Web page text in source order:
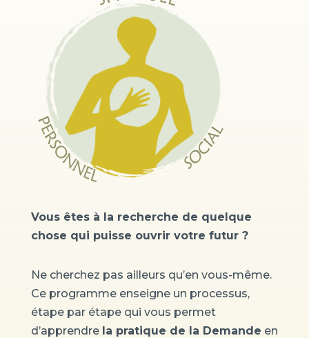
Vous êtes à la recherche de quelque
chose qui puisse ouvrir votre futur ?
Ne cherchez pas ailleurs qu’en vous-même.
Ce programme enseigne un processus,
étape par étape qui vous permet
d’apprendre la pratique de la Demande en